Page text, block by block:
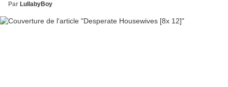
Par LullabyBoy